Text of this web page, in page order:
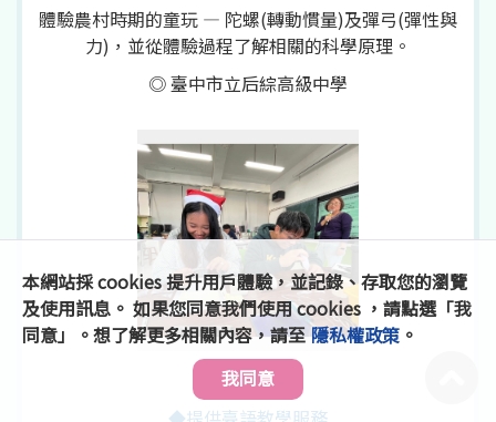
體驗農村時期的童玩 — 陀螺(轉動慣量)及彈弓(彈性與
力)，並從體驗過程了解相關的科學原理。
◎ 臺中市立后綜高級中學
茶墨印記
本網站採 cookies 提升用戶體驗，並記錄、存取您的瀏覽
及使用訊息。 如果您同意我們使用 cookies ，請點選「我
同意」。想了解更多相關內容，請至 隱私權政策 。
我同意